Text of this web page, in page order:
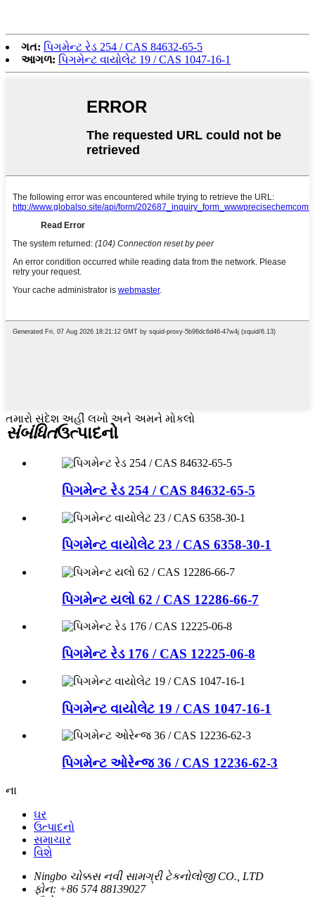
ગત: પિગમેન્ટ રેડ 254 / CAS 84632-65-5
આગળ: પિગમેન્ટ વાયોલેટ 19 / CAS 1047-16-1
તમારો સંદેશ અહીં લખો અને અમને મોકલો
સંબંધિતઉત્પાદનો
પિગમેન્ટ રેડ 254 / CAS 84632-65-5
પિગમેન્ટ વાયોલેટ 23 / CAS 6358-30-1
પિગમેન્ટ યલો 62 / CAS 12286-66-7
પિગમેન્ટ રેડ 176 / CAS 12225-06-8
પિગમેન્ટ વાયોલેટ 19 / CAS 1047-16-1
પિગમેન્ટ ઓરેન્જ 36 / CAS 12236-62-3
ના
ઘર
ઉત્પાદનો
સમાચાર
વિશે
Ningbo ચોક્કસ નવી સામગ્રી ટેકનોલોજી CO., LTD
ફોન: +86 574 88139027